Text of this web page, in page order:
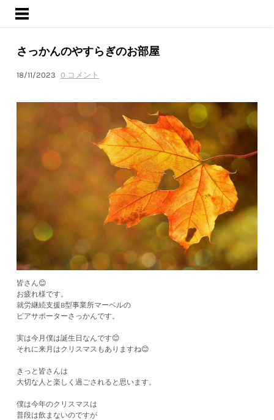
ようこそ
活動内容
ブログ
さっかんのやすらぎのお部屋
18/11/2023 0 コメント
皆さん😊
お疲れ様です。
就労継続支援B型事業所マーベルの
ピアサポーターさっかんです。
実は今月僕は誕生日なんです😊
それに来月はクリスマスもありますね😊
きっと皆さんは
大切な人と楽しく過ごされると思います。
僕は今年のクリスマスは
普段は飲まないのですが